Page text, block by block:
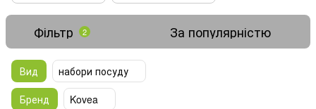
Фільтр 2 За популярністю
Вид
набори посуду
Бренд
Kovea